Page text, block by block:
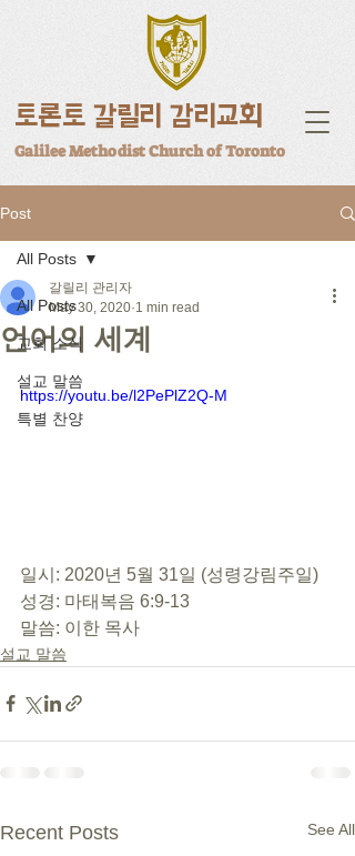
토론토 갈릴리 감리교회
Galilee Methodist Church of Toronto
Post
All Posts
교회 소식
설교 말씀
특별 찬양
All Posts
언어의 세계
갈릴리 관리자
May 30, 2020 1 min read
https://youtu.be/l2PePlZ2Q-M
일시: 2020년 5월 31일 (성령강림주일)
성경: 마태복음 6:9-13
말씀: 이한 목사
설교 말씀
Recent Posts See All